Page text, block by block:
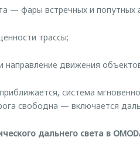
— фары встречных и попутных
трассы;
направление движения
система
свободна — включается
дальнего света в